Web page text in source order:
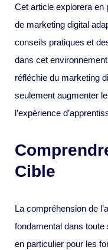
Cet article explorera en
de marketing digital
conseils pratiques et
dans cet
réfléchie du marketing
seulement augmenter
l’expérience
Cible
La compréhension de
fondamental dans
en particulier pour les